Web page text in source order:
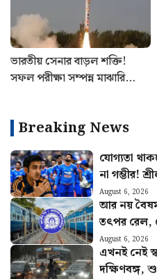
ভারতীয় সেনার বাড়ল শক্তি!
সফল পরীক্ষা সম্পন্ন মাঝারি
Breaking News
যোগ্যতা
না গম্ভীর!
ম্যাচ
August 6, 2026
আর নয়
তৎপর রেল,
August 6, 2026
এখনই নেই
দক্ষিণবঙ্গ,